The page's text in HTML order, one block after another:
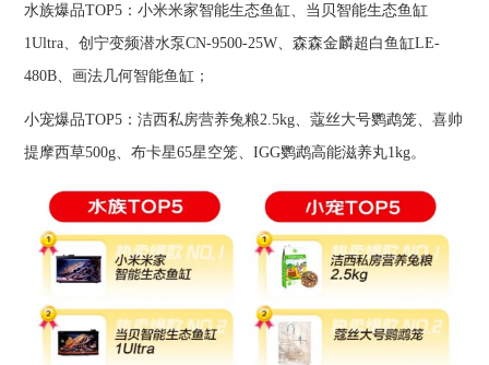
水族爆品TOP5：小米米家智能生态鱼缸、当贝智能生态鱼缸
1Ultra、创宁变频潜水泵CN-9500-25W、森森金麟超白鱼缸LE-
480B、画法几何智能鱼缸；
小宠爆品TOP5：洁西私房营养兔粮2.5kg、蔻丝大号鹦鹉笼、喜帅
提摩西草500g、布卡星65星空笼、IGG鹦鹉高能滋养丸1kg。